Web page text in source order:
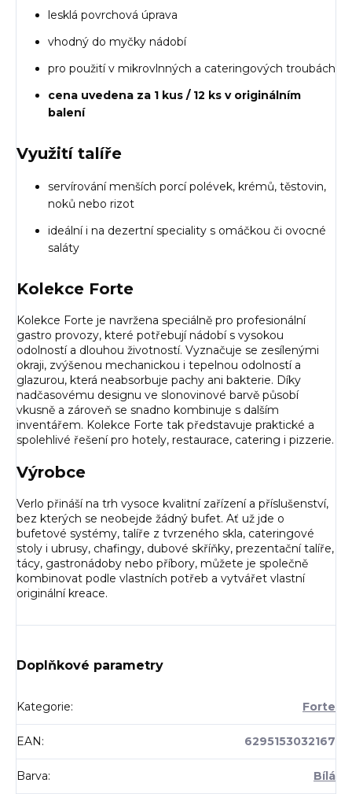
lesklá povrchová úprava
vhodný do myčky nádobí
pro použití v mikrovlnných a cateringových troubách
cena uvedena za 1 kus / 12 ks v originálním
balení
Využití talíře
servírování menších porcí polévek, krémů, těstovin,
noků nebo rizot
ideální i na dezertní speciality s omáčkou či ovocné
saláty
Kolekce Forte
Kolekce Forte je navržena speciálně pro profesionální
gastro provozy, které potřebují nádobí s vysokou
odolností a dlouhou životností. Vyznačuje se zesílenými
okraji, zvýšenou mechanickou i tepelnou odolností a
glazurou, která neabsorbuje pachy ani bakterie. Díky
nadčasovému designu ve slonovinové barvě působí
vkusně a zároveň se snadno kombinuje s dalším
inventářem. Kolekce Forte tak představuje praktické a
spolehlivé řešení pro hotely, restaurace, catering i pizzerie.
Výrobce
Verlo přináší na trh vysoce kvalitní zařízení a příslušenství,
bez kterých se neobejde žádný bufet. Ať už jde o
bufetové systémy, talíře z tvrzeného skla, cateringové
stoly i ubrusy, chafingy, dubové skříňky, prezentační talíře,
tácy, gastronádoby nebo příbory, můžete je společně
kombinovat podle vlastních potřeb a vytvářet vlastní
originální kreace.
Doplňkové parametry
Kategorie: Forte
EAN: 6295153032167
Barva: Bílá